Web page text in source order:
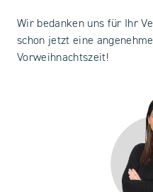
Wir bedanken uns für Ihr
schon jetzt eine
Vorweihnachtszeit!